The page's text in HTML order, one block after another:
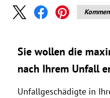
Sie wollen die
nach Ihrem Unfall
Unfallgeschädigte in